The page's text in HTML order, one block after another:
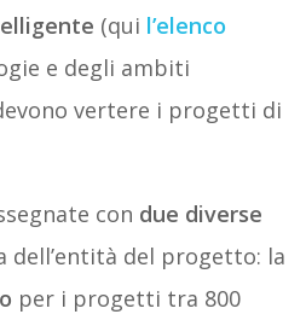
(qui l’elenco
e degli ambiti
vertere i progetti di
con due diverse
dell’entità del progetto: la
per i progetti tra 800